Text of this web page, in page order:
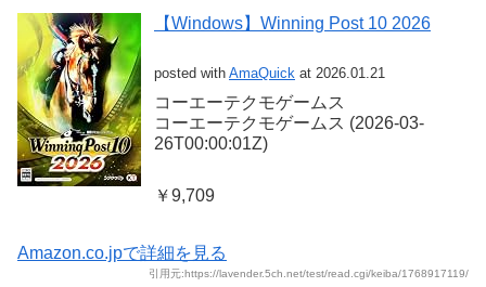
【Windows】Winning Post 10 2026
posted with AmaQuick at 2026.01.21
コーエーテクモゲームス
コーエーテクモゲームス (2026-03-
26T00:00:01Z)
￥9,709
Amazon.co.jpで詳細を見る
引用元:https://lavender.5ch.net/test/read.cgi/keiba/1768917119/